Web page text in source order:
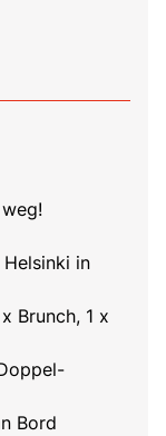
in
Brunch, 1 x
Bord